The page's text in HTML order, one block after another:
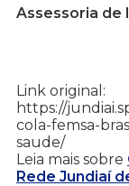
Assessoria de
Link original:
https://
cola-femsa-
saude/
Leia mais sobre
Rede Jundiaí